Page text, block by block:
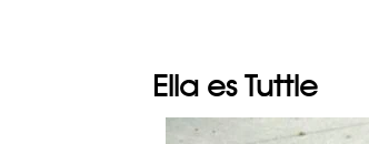
Ella es Tuttle